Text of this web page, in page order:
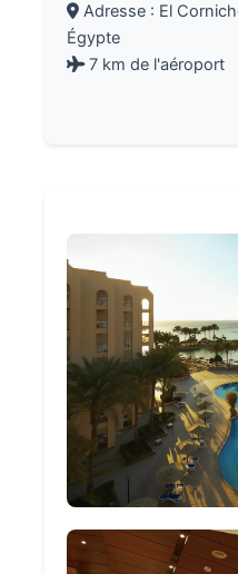
Adresse : El
Égypte
7 km de l'aéroport